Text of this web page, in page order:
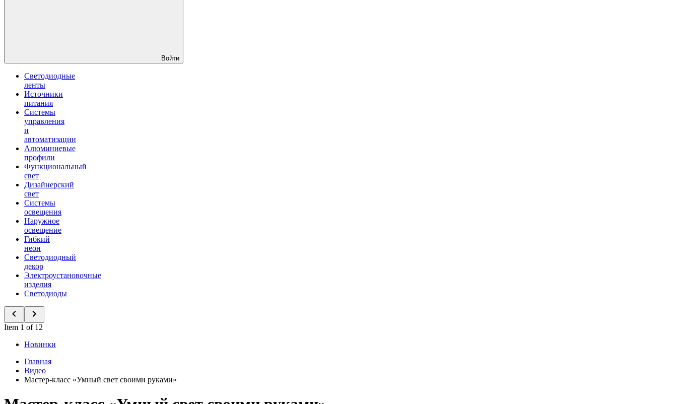
Войти
Светодиодные
ленты
Источники
питания
Системы
управления
и
автоматизации
Алюминиевые
профили
Функциональный
свет
Дизайнерский
свет
Системы
освещения
Наружное
освещение
Гибкий
неон
Светодиодный
декор
Электроустановочные
изделия
Светодиоды
Item 1 of 12
Новинки
Главная
Видео
Мастер-класс «Умный свет своими руками»